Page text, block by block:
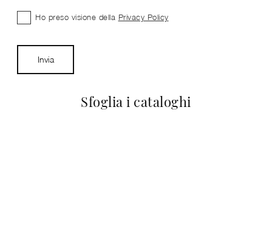
Sfoglia i cataloghi
Ho preso visione della Privacy Policy
Invia